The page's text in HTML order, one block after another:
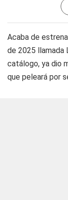
Acaba de
de 2025 llamada
catálogo, ya dio
que peleará por